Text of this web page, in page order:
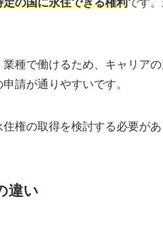
の国に永住できる権利です
種で働けるため、キャリア
請が通りやすいです。
権の取得を検討する必要があ
違い